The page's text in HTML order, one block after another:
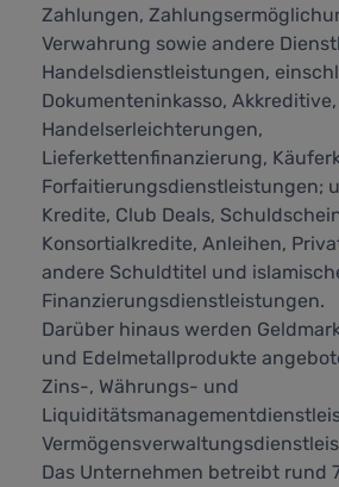
Zahlungen,
Verwahrung sowie andere
Handelsdienstleistungen,
Dokumenteninkasso,
Handelserleichterungen,
Lieferkettenfinanzierung,
Forfaitierungsdienstleistungen;
Kredite, Club Deals,
Konsortialkredite, Anleihen,
andere Schuldtitel und
Finanzierungsdienstleistungen.
Darüber hinaus werden
und Edelmetallprodukte
Zins-, Währungs- und
Das Unternehmen betreibt rund